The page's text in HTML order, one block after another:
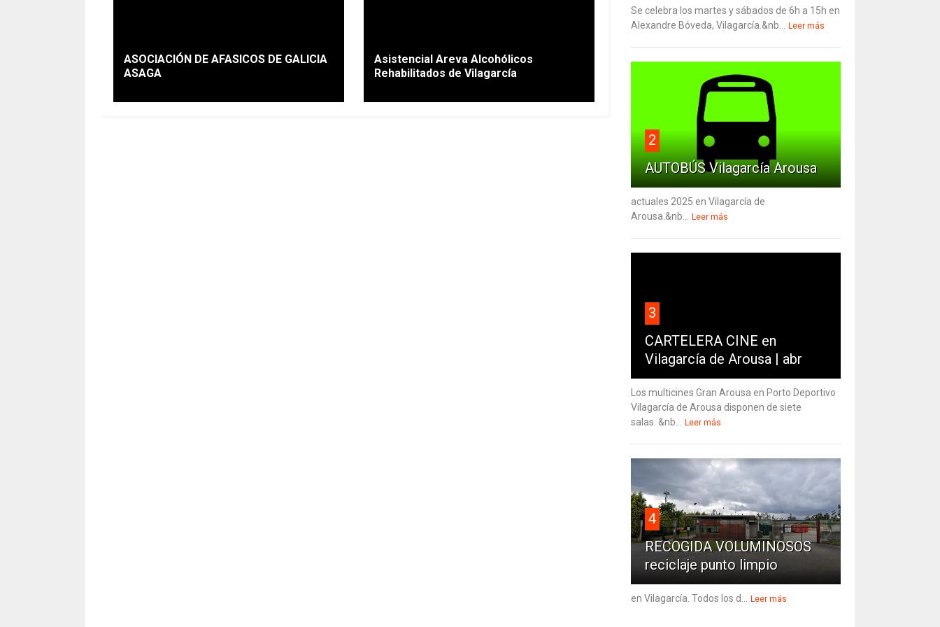
ASOCIACIÓN DE AFASICOS DE GALICIA
ASAGA
Asistencial Areva Alcohólicos
Rehabilitados de Vilagarcía
Se celebra los martes y sábados de 6h a 15h en
Alexandre Bóveda, Vilagarcía.&nb...
Leer más
2
AUTOBÚS Vilagarcía Arousa
actuales 2025 en Vilagarcía de
Arousa.&nb...
Leer más
3
CARTELERA CINE en
Vilagarcía de Arousa | abr
Los multicines Gran Arousa en Porto Deportivo
Vilagarcía de Arousa disponen de siete
salas. &nb...
Leer más
4
RECOGIDA VOLUMINOSOS
reciclaje punto limpio
en Vilagarcía. Todos los d... Leer más